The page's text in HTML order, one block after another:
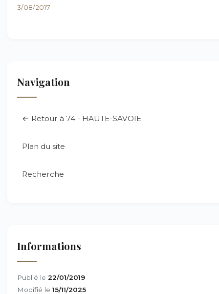
3/08/2017
Navigation
← Retour à 74 - HAUTE-SAVOIE
Plan du site
Recherche
Informations
Publié le 22/01/2019
Modifié le 15/11/2025